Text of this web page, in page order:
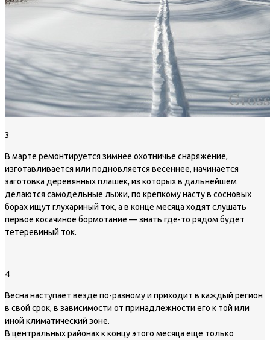
3
В марте ремонтируется зимнее охотничье снаряжение,
изготавливается или подновляется весеннее, начинается
заготовка деревянных плашек, из которых в дальнейшем
делаются самодельные лыжи, по крепкому насту в сосновых
борах ищут глухариный ток, а в конце месяца ходят слушать
первое косачиное бормотание — знать где-то рядом будет
тетеревиный ток.
4
Весна наступает везде по-разному и приходит в каждый регион
в свой срок, в зависимости от принадлежности его к той или
иной климатический зоне.
В центральных районах к концу этого месяца еще только